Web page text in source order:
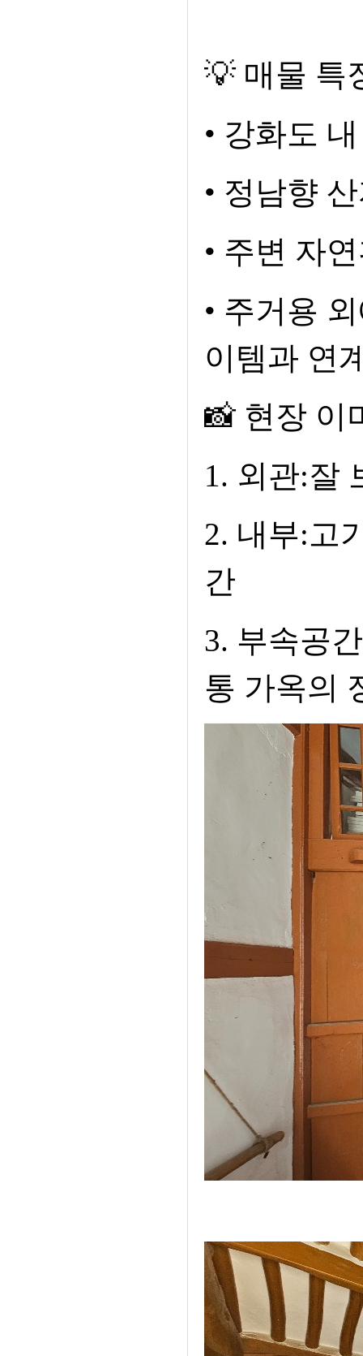
💡 매물 특
• 강화도
• 정남향
• 주변 자
• 주거용
이템과 연
📸 현장 이
1. 외관:잘
2. 내부:고
간
3. 부속공
통 가옥의